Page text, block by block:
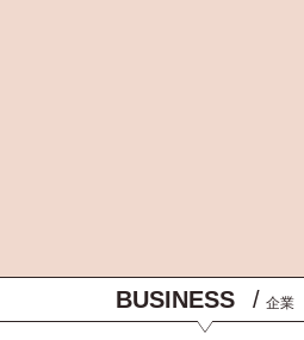
BUSINESS / 企業